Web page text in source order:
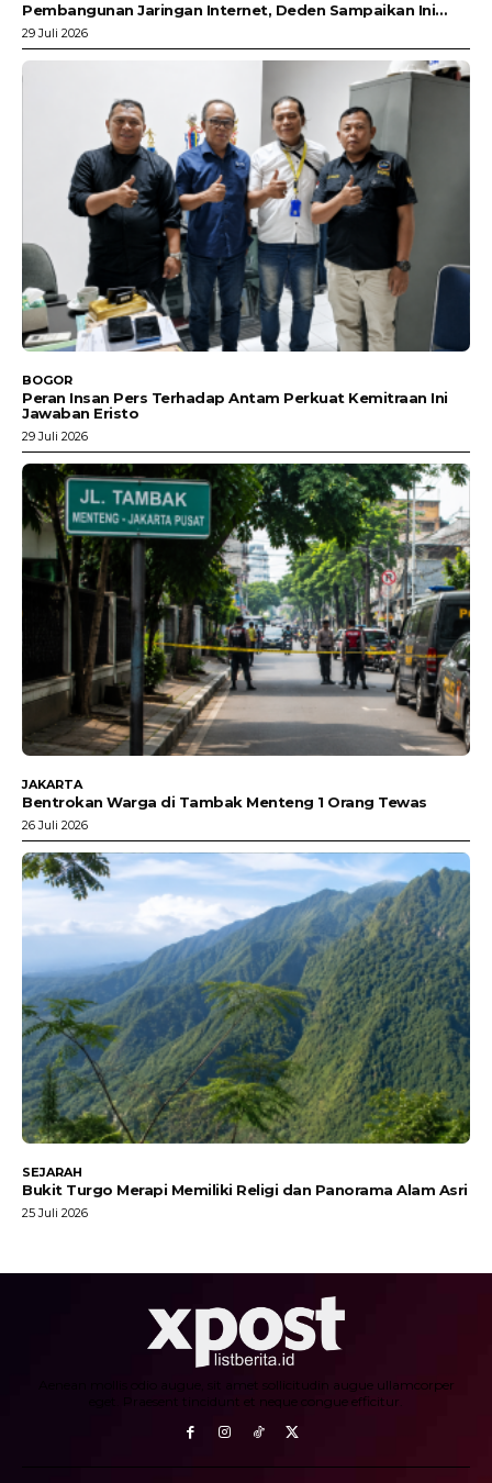
Pembangunan Jaringan Internet, Deden Sampaikan Ini…
29 Juli 2026
BOGOR
Peran Insan Pers Terhadap Antam Perkuat Kemitraan Ini
Jawaban Eristo
29 Juli 2026
JAKARTA
Bentrokan Warga di Tambak Menteng 1 Orang Tewas
26 Juli 2026
SEJARAH
Bukit Turgo Merapi Memiliki Religi dan Panorama Alam Asri
25 Juli 2026
Aenean mollis odio augue, sit amet sollicitudin augue ullamcorper
eget. Praesent tincidunt et neque congue efficitur.